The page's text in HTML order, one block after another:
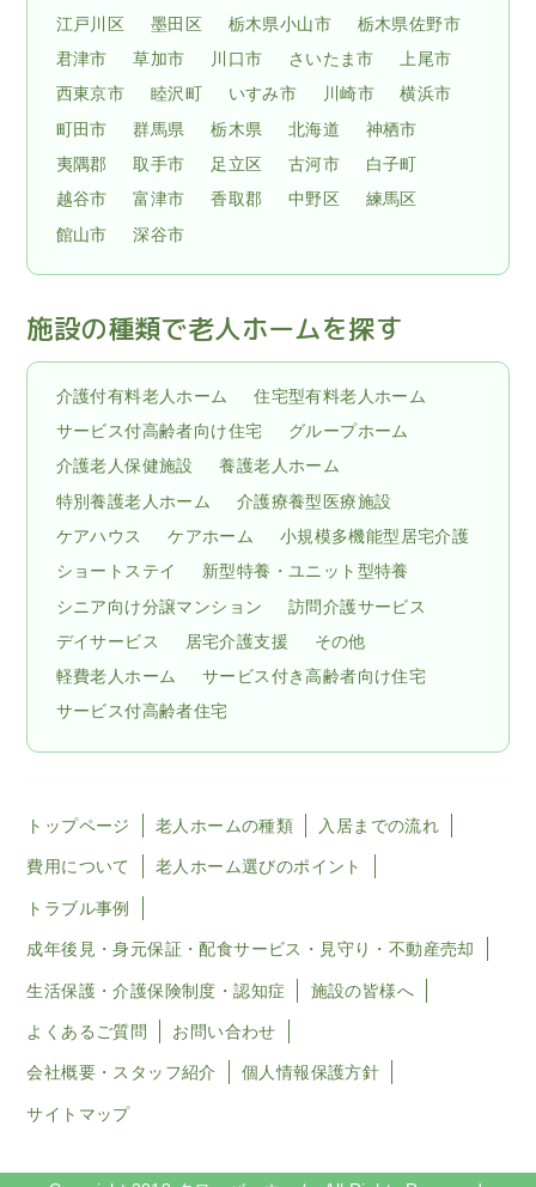
江戸川区
墨田区 栃木県小山市
栃木県佐野市
君津市
草加市 川口市 さいたま市
上尾市
西東京市
睦沢町 いすみ市 川崎市
横浜市
町田市
群馬県 栃木県 北海道
神栖市
夷隅郡
取手市 足立区 古河市
白子町
越谷市
富津市 香取郡 中野区
練馬区
館山市
深谷市
施設の種類で老人ホームを探す
介護付有料老人ホーム
住宅型有料老人ホーム
サービス付高齢者向け住宅
グループホーム
介護老人保健施設
養護老人ホーム
特別養護老人ホーム
介護療養型医療施設
ケアハウス
ケアホーム
小規模多機能型居宅介護
ショートステイ
新型特養・ユニット型特養
シニア向け分譲マンション
訪問介護サービス
デイサービス
居宅介護支援
その他
軽費老人ホーム
サービス付き高齢者向け住宅
サービス付高齢者住宅
トップページ 老人ホームの種類 入居までの流れ
費用について 老人ホーム選びのポイント
トラブル事例
成年後見・身元保証・配食サービス・見守り・不動産売却
生活保護・介護保険制度・認知症 施設の皆様へ
よくあるご質問 お問い合わせ
会社概要・スタッフ紹介 個人情報保護方針
サイトマップ